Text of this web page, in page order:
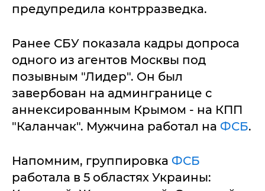
предупредила контрразведка.
Ранее СБУ показала кадры допроса
одного из агентов Москвы под
позывным "Лидер". Он был
завербован на админгранице с
аннексированным Крымом - на КПП
"Каланчак". Мужчина работал на ФСБ.
Напомним, группировка ФСБ
работала в 5 областях Украины: